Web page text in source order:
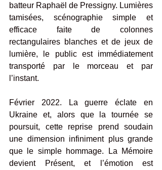
batteur Raphaël de Pressigny. Lumières
tamisées, scénographie simple et
efficace faite de colonnes
rectangulaires blanches et de jeux de
lumière, le public est immédiatement
transporté par le morceau et par
l’instant.
Février 2022. La guerre éclate en
Ukraine et, alors que la tournée se
poursuit, cette reprise prend soudain
une dimension infiniment plus grande
que le simple hommage. La Mémoire
devient Présent, et l’émotion est